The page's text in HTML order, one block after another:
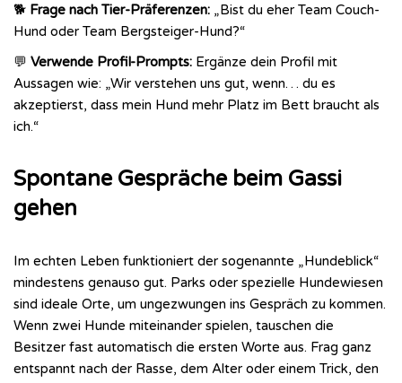
🐕 Frage nach Tier-Präferenzen: „Bist du eher Team Couch-
Hund oder Team Bergsteiger-Hund?“
💬 Verwende Profil-Prompts: Ergänze dein Profil mit
Aussagen wie: „Wir verstehen uns gut, wenn… du es
akzeptierst, dass mein Hund mehr Platz im Bett braucht als
ich.“
Spontane Gespräche beim Gassi
gehen
Im echten Leben funktioniert der sogenannte „Hundeblick“
mindestens genauso gut. Parks oder spezielle Hundewiesen
sind ideale Orte, um ungezwungen ins Gespräch zu kommen.
Wenn zwei Hunde miteinander spielen, tauschen die
Besitzer fast automatisch die ersten Worte aus. Frag ganz
entspannt nach der Rasse, dem Alter oder einem Trick, den